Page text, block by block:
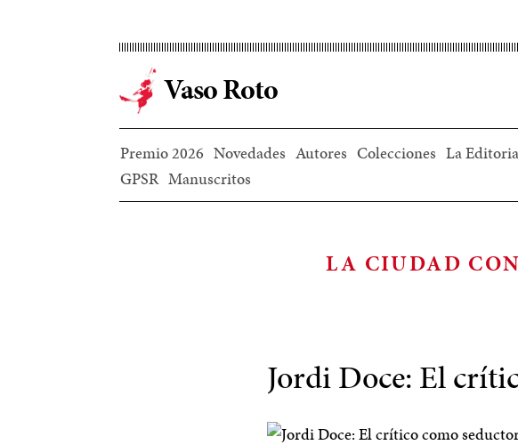
contenido
principalVaso Roto
Premio 2026 Novedades Autores Colecciones La
GPSR Manuscritos
LA CIUDAD
Jordi Doce: El